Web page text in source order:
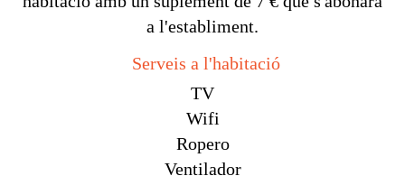
a l'establiment.
Serveis a l'habitació
TV
Wifi
Ropero
Ventilador